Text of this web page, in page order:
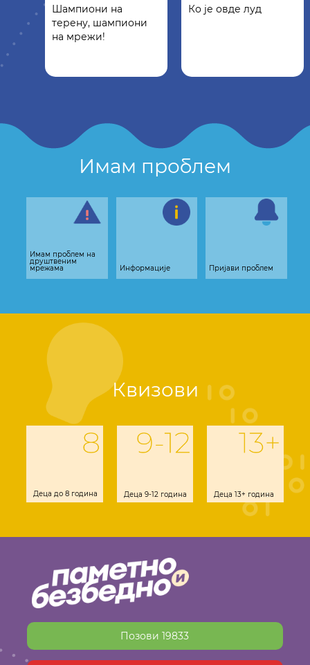
Шампиони на
терену, шампиони
на мрежи!
Ко је овде луд
Имам проблем
Имам проблем на
друштвеним
мрежама Информације Пријави проблем
Квизови
Деца до 8 година Деца 9-12 година Деца 13+ година
Позови 19833